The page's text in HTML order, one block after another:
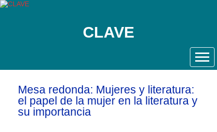
CLAVE
Mesa redonda: Mujeres y literatura:
el papel de la mujer en la literatura y
su importancia